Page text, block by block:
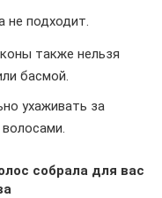
подходит.
также нельзя
басмой.
ухаживать за
собрала для вас